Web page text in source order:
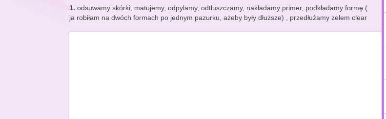
1. odsuwamy skórki, matujemy, odpylamy, odtłuszczamy, nakładamy primer, podkładamy formę (
ja robiłam na dwóch formach po jednym pazurku, ażeby były dłuższe) , przedłużamy żelem clear